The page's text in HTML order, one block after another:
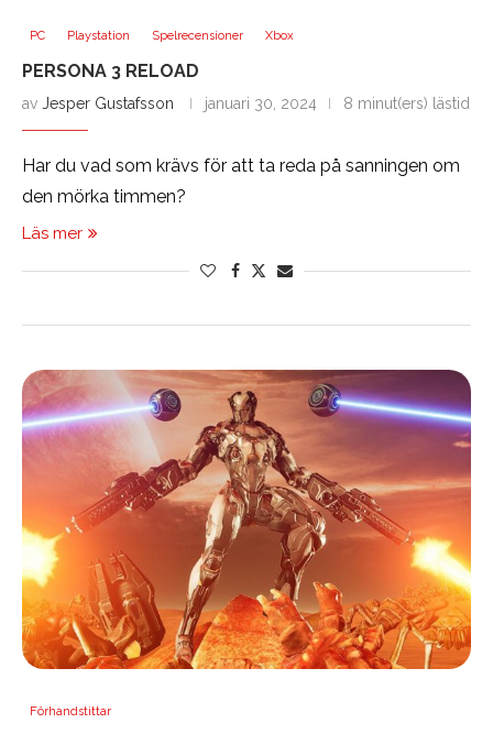
PC Playstation Spelrecensioner Xbox
PERSONA 3 RELOAD
av Jesper Gustafsson januari 30, 2024 8 minut(ers) lästid
Har du vad som krävs för att ta reda på sanningen om
den mörka timmen?
Läs mer
Förhandstittar